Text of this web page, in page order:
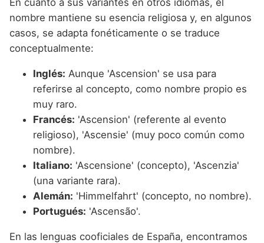
En cuanto a sus variantes en otros idiomas, el
nombre mantiene su esencia religiosa y, en algunos
casos, se adapta fonéticamente o se traduce
conceptualmente:
Inglés: Aunque 'Ascension' se usa para
referirse al concepto, como nombre propio es
muy raro.
Francés: 'Ascension' (referente al evento
religioso), 'Ascensie' (muy poco común como
nombre).
Italiano: 'Ascensione' (concepto), 'Ascenzia'
(una variante rara).
Alemán: 'Himmelfahrt' (concepto, no nombre).
Portugués: 'Ascensão'.
En las lenguas cooficiales de España, encontramos